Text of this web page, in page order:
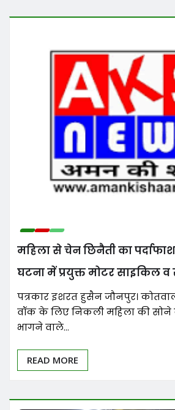
महिला से चेन छिनैती का
घटना में प्रयुक्त मोटर साइकिल
पत्रकार इशरत हुसैन जौनपुर।
वॉक के लिए निकली महिला की
भागने वाले…
READ MORE